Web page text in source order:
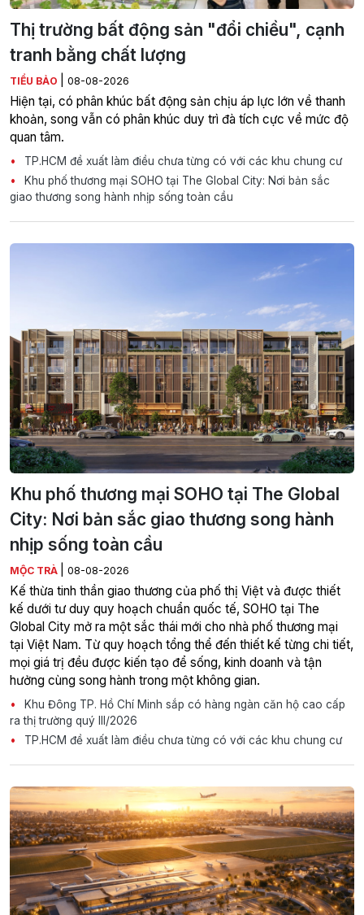
Thị trường bất động sản "đổi chiều", cạnh
tranh bằng chất lượng
TIỂU BẢO 08-08-2026
Hiện tại, có phân khúc bất động sản chịu áp lực lớn về thanh
khoản, song vẫn có phân khúc duy trì đà tích cực về mức độ
quan tâm.
TP.HCM đề xuất làm điều chưa từng có với các khu chung cư
Khu phố thương mại SOHO tại The Global City: Nơi bản sắc
giao thương song hành nhịp sống toàn cầu
Khu phố thương mại SOHO tại The Global
City: Nơi bản sắc giao thương song hành
nhịp sống toàn cầu
MỘC TRÀ 08-08-2026
Kế thừa tinh thần giao thương của phố thị Việt và được thiết
kế dưới tư duy quy hoạch chuẩn quốc tế, SOHO tại The
Global City mở ra một sắc thái mới cho nhà phố thương mại
tại Việt Nam. Từ quy hoạch tổng thể đến thiết kế từng chi tiết,
mọi giá trị đều được kiến tạo để sống, kinh doanh và tận
hưởng cùng song hành trong một không gian.
Khu Đông TP. Hồ Chí Minh sắp có hàng ngàn căn hộ cao cấp
ra thị trường quý III/2026
TP.HCM đề xuất làm điều chưa từng có với các khu chung cư